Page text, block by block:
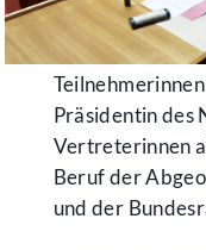
Präsidentin des
Vertreterinnen
Beruf der
und der